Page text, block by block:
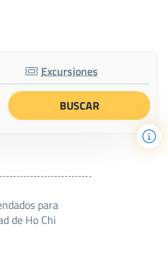
Excursiones
para
de Ho Chi